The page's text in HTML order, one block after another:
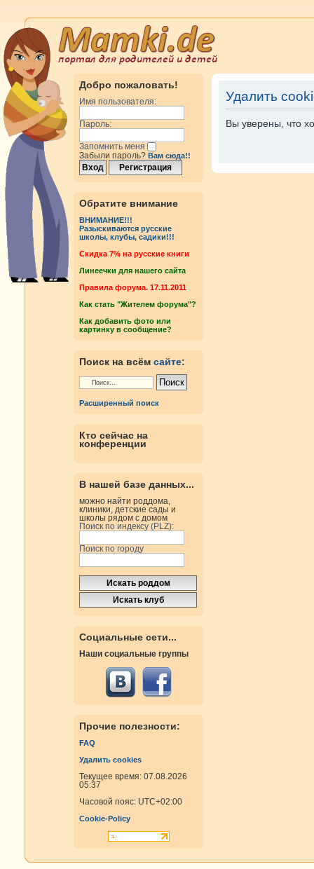
Добро пожаловать!
Имя пользователя:
Пароль:
Запомнить меня
Забыли пароль? Вам сюда!!
Обратите внимание
ВНИМАНИЕ!!!
Разыскиваются русские
школы, клубы, садики!!!
Cкидка 7% на русские книги
Линеечки для нашего сайта
Правила форума. 17.11.2011
Как стать "Жителем форума"?
Как добавить фото или
картинку в сообщение?
Поиск на всём сайте:
Расширенный поиск
Кто сейчас на
конференции
В нашей базе данных...
можно найти роддома,
клиники, детские сады и
школы рядом с домом
Поиск по индексу (PLZ):
Поиск по городу
Социальные сети...
Наши социальные группы
Прочие полезности:
FAQ
Удалить cookies
Текущее время: 07.08.2026
05:37
Часовой пояс: UTC+02:00
Cookie-Policy
Удалить
Вы уверены, что